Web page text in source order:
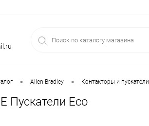
• Allen-Bradley • Контакторы и пускатели
Пускатели Eco